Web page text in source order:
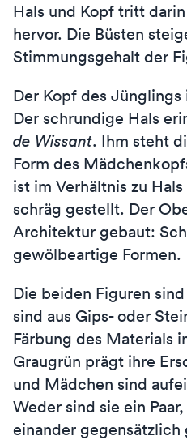
Hals und Kopf tritt
hervor. Die Büsten
Stimmungsgehalt der
Der Kopf des
Der schrundige Hals
de Wissant. Ihm steht
Form des
ist im Verhältnis zu
schräg gestellt. Der
Architektur gebaut:
gewölbeartige Formen.
Die beiden Figuren
sind aus Gips- oder
Färbung des Materials
Graugrün prägt ihre
und Mädchen sind
Weder sind sie ein
einander gegensätzlich